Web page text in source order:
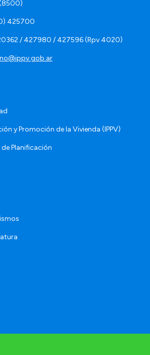
425700
/ 427980 / 427596 (Rpv 4020)
y Promoción de la Vivienda (IPPV)
Planificación